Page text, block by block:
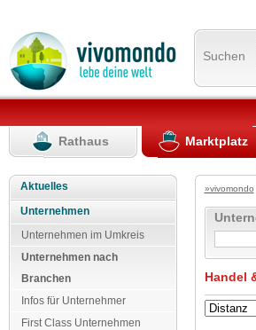
Suchen
Rathaus Marktplatz
Aktuelles
Unternehmen
Unternehmen im Umkreis
Unternehmen nach
Branchen
Infos für Unternehmer
First Class Unternehmen
»vivomondo
Handel